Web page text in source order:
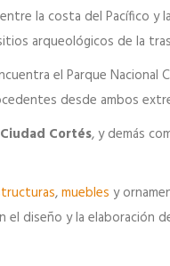
la costa del Pacífico y
arqueológicos de la
el Parque
desde ambos
Ciudad Cortés, y demás
,muebles y
diseño y la elaboración